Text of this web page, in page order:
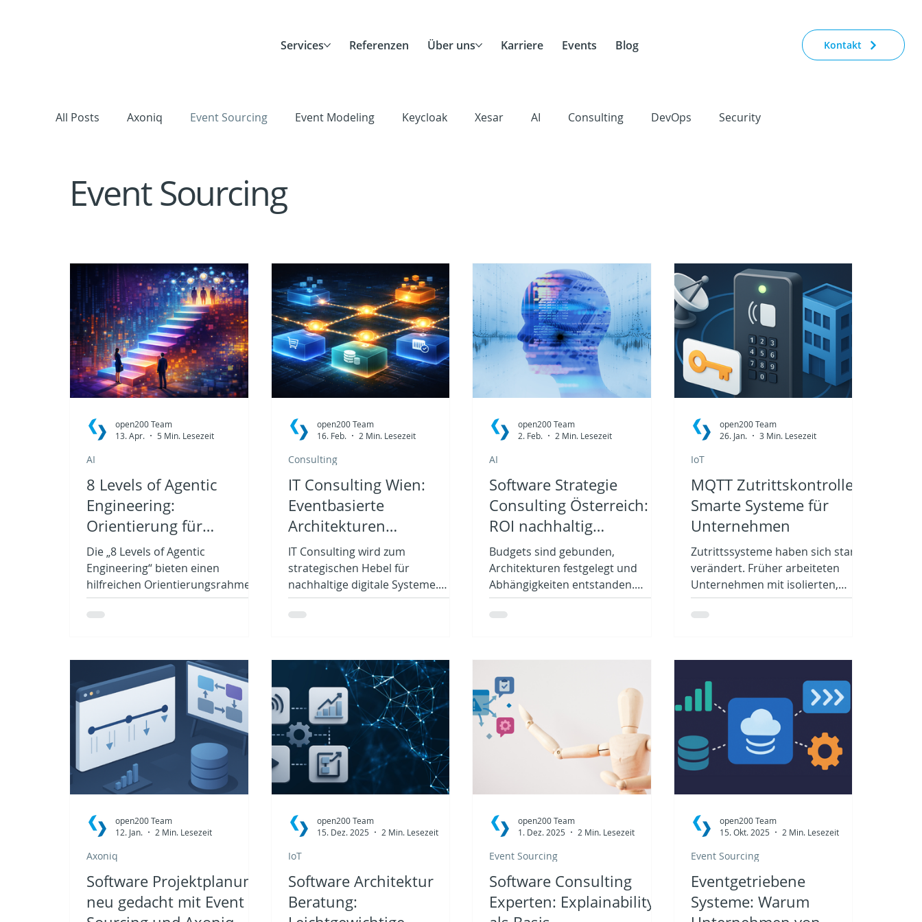
Services Referenzen Über uns Karriere Events Blog Kontakt
All Posts Axoniq Event Sourcing Event Modeling Keycloak Xesar AI Consulting DevOps Security
Event Sourcing
8 Levels of Agentic
Engineering:
Orientierung für
Entscheider:innen
Die „8 Levels of Agentic
Engineering“ bieten einen
hilfreichen Orientierungsrahmen.
Sie beschreiben, wie sich
Organisationen schrittweise von
kooperierenden Systemen
entwickeln. In diesem Artikel
zeigen wir, was die 8 Levels of
Agentic Engineering in der Praxis
bedeuten.
AI
open200 Team
13. Apr.
5 Min. Lesezeit
IT Consulting Wien:
Eventbasierte
Architekturen
strategisch nutzen
IT Consulting wird zum
strategischen Hebel für
nachhaltige digitale Systeme.
Nicht als reine
Umsetzungsdisziplin, sondern als
Artikel erfahren Sie, wie innovative
Architekturen wie Event Sourcing,
Microservices und Frameworks
wie Axon Ihre Softwareinitiative
nachhaltig stützen.
Consulting
open200 Team
16. Feb.
2 Min. Lesezeit
Software Strategie
Consulting Österreich:
ROI nachhaltig
beeinflussen
Budgets sind gebunden,
Architekturen festgelegt und
Abhängigkeiten entstanden.
Software Strategie Consulting
Österreich von open200 setzt
kann.
AI
open200 Team
2. Feb.
2 Min. Lesezeit
MQTT Zutrittskontrolle:
Smarte Systeme für
Unternehmen
Zutrittssysteme haben sich stark
verändert. Früher arbeiteten
Unternehmen mit isolierten,
geschlossenen Lösungen. Heute
sind Sicherheitsarchitekturen
öffnen darf. Entscheidend ist, wer
wann welches Gebäude betritt,
mit welcher Berechtigung und
was passiert, wenn ein
ungewöhnliches Verhalten
erkannt wird. MQTT
Maßstäbe.
IoT
open200 Team
26. Jan.
3 Min. Lesezeit
Software Projektplanung
neu gedacht mit Event
Axoniq
open200 Team
12. Jan.
2 Min. Lesezeit
Software Architektur
Beratung:
IoT
open200 Team
15. Dez. 2025
2 Min. Lesezeit
Software Consulting
Experten: Explainability
Event Sourcing
open200 Team
1. Dez. 2025
2 Min. Lesezeit
Eventgetriebene
Systeme: Warum
Event Sourcing
open200 Team
15. Okt. 2025
2 Min. Lesezeit